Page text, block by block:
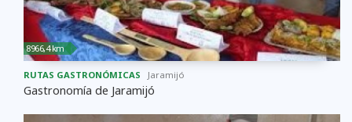
8966,4 km
RUTAS GASTRONÓMICAS Jaramijó
Gastronomía de Jaramijó